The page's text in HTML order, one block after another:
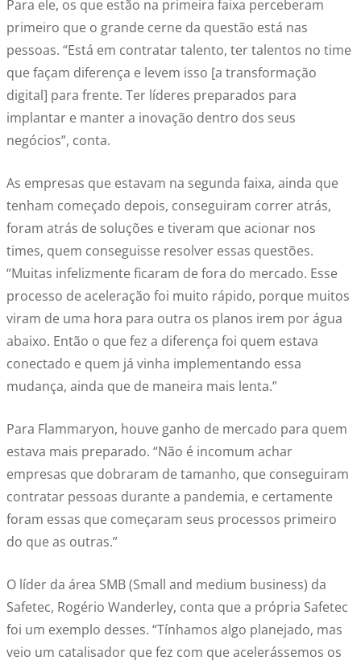
Para ele, os que estão na primeira faixa perceberam
primeiro que o grande cerne da questão está nas
pessoas. “Está em contratar talento, ter talentos no time
que façam diferença e levem isso [a transformação
digital] para frente. Ter líderes preparados para
implantar e manter a inovação dentro dos seus
negócios”, conta.
As empresas que estavam na segunda faixa, ainda que
tenham começado depois, conseguiram correr atrás,
foram atrás de soluções e tiveram que acionar nos
times, quem conseguisse resolver essas questões.
“Muitas infelizmente ficaram de fora do mercado. Esse
processo de aceleração foi muito rápido, porque muitos
viram de uma hora para outra os planos irem por água
abaixo. Então o que fez a diferença foi quem estava
conectado e quem já vinha implementando essa
mudança, ainda que de maneira mais lenta.”
Para Flammaryon, houve ganho de mercado para quem
estava mais preparado. “Não é incomum achar
empresas que dobraram de tamanho, que conseguiram
contratar pessoas durante a pandemia, e certamente
foram essas que começaram seus processos primeiro
do que as outras.”
O líder da área SMB (Small and medium business) da
Safetec, Rogério Wanderley, conta que a própria Safetec
foi um exemplo desses. “Tínhamos algo planejado, mas
veio um catalisador que fez com que acelerássemos os